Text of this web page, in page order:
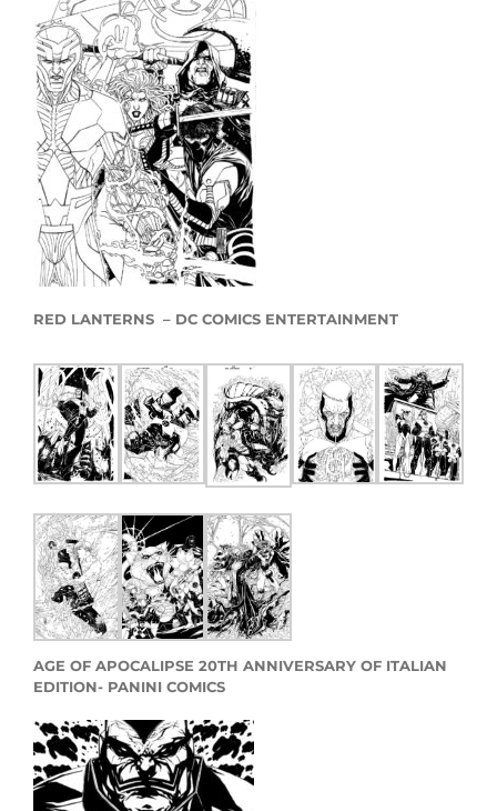
RED LANTERNS – DC COMICS ENTERTAINMENT
AGE OF APOCALIPSE 20TH ANNIVERSARY OF ITALIAN
EDITION- PANINI COMICS